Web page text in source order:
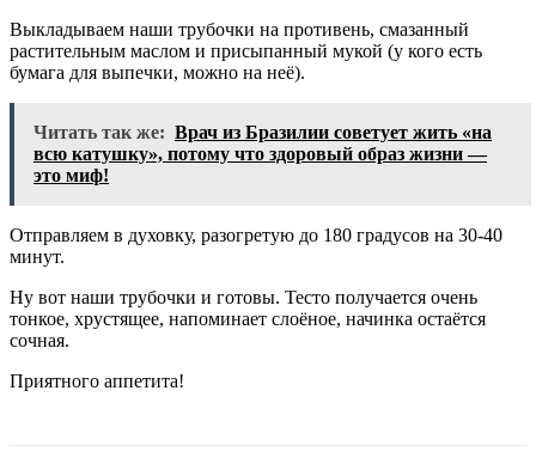
Выкладываем наши трубочки на противень, смазанный
растительным маслом и присыпанный мукой (у кого есть
бумага для выпечки, можно на неё).
Читать так же: Врач из Бразилии советует жить «на
всю катушку», потому что здоровый образ жизни —
это миф!
Отправляем в духовку, разогретую до 180 градусов на 30-40
минут.
Ну вот наши трубочки и готовы. Тесто получается очень
тонкое, хрустящее, напоминает слоёное, начинка остаётся
сочная.
Приятного аппетита!